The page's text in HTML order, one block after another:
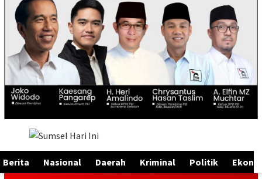
Menu
Mobile
Berita Nasional Daerah Kriminal Politik